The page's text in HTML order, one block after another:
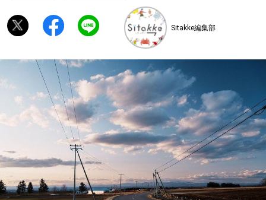
みがく
深める
ゆるむ
LOCAL ローカルエリア
Sitakke編集部